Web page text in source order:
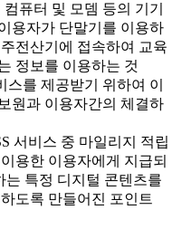
퓨터 및 모뎀 등의 기기
용자가 단말기를 이용하
전산기에 접속하여 교육
정보를 이용하는 것
를 제공받기 위하여 이
원과 이용자간의 체결하
서비스 중 마일리지 적립
용한 이용자에게 지급되
는 특정 디지털 콘텐츠를
도록 만들어진 포인트